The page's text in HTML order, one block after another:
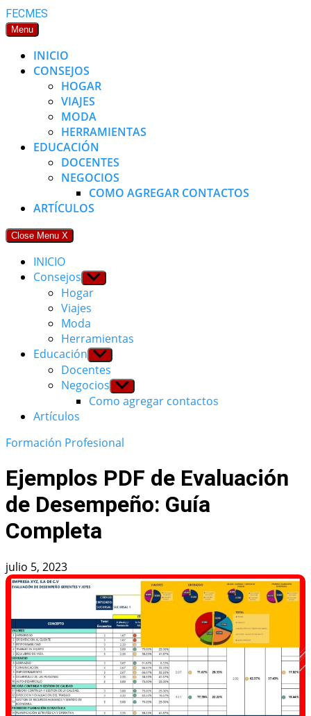
Skip
to
FECMES
Menu
INICIO
CONSEJOS
HOGAR
VIAJES
MODA
HERRAMIENTAS
EDUCACIÓN
DOCENTES
NEGOCIOS
COMO AGREGAR CONTACTOS
ARTÍCULOS
Close Menu X
INICIO
Consejos Show
sub
menu
Hogar
Viajes
Moda
Herramientas
Educación Show
sub
menu
Docentes
Negocios Show
sub
menu
Como agregar contactos
Artículos
Formación Profesional
Ejemplos PDF de Evaluación
de Desempeño: Guía
Completa
julio 5, 2023